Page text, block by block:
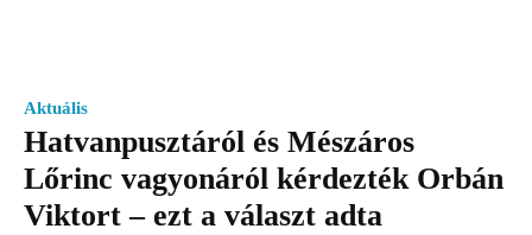
Aktuális
Hatvanpusztáról és Mészáros
Lőrinc vagyonáról kérdezték Orbán
Viktort – ezt a választ adta